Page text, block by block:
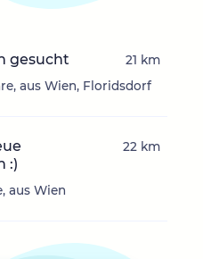
gesucht
aus Wien, Floridsdorf
21 km
:)
aus Wien
22 km